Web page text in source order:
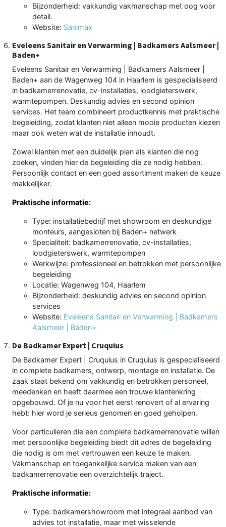
Bijzonderheid: vakkundig vakmanschap met oog voor
detail.
Website: Sanimax
Eveleens Sanitair en Verwarming | Badkamers Aalsmeer |
Baden+
Eveleens Sanitair en Verwarming | Badkamers Aalsmeer |
Baden+ aan de Wagenweg 104 in Haarlem is gespecialiseerd
in badkamerrenovatie, cv-installaties, loodgieterswerk,
warmtepompen. Deskundig advies en second opinion
services. Het team combineert productkennis met praktische
begeleiding, zodat klanten niet alleen mooie producten kiezen
maar ook weten wat de installatie inhoudt.
Zowel klanten met een duidelijk plan als klanten die nog
zoeken, vinden hier de begeleiding die ze nodig hebben.
Persoonlijk contact en een goed assortiment maken de keuze
makkelijker.
Praktische informatie:
Type: installatiebedrijf met showroom en deskundige
monteurs, aangesloten bij Baden+ netwerk
Specialiteit: badkamerrenovatie, cv-installaties,
loodgieterswerk, warmtepompen
Werkwijze: professioneel en betrokken met persoonlijke
begeleiding
Locatie: Wagenweg 104, Haarlem
Bijzonderheid: deskundig advies en second opinion
services
Website: Eveleens Sanitair en Verwarming | Badkamers
Aalsmeer | Baden+
De Badkamer Expert | Cruquius
De Badkamer Expert | Cruquius in Cruquius is gespecialiseerd
in complete badkamers, ontwerp, montage en installatie. De
zaak staat bekend om vakkundig en betrokken personeel,
meedenken en heeft daarmee een trouwe klantenkring
opgebouwd. Of je nu voor het eerst renovert of al ervaring
hebt: hier word je serieus genomen en goed geholpen.
Voor particulieren die een complete badkamerrenovatie willen
met persoonlijke begeleiding biedt dit adres de begeleiding
die nodig is om met vertrouwen een keuze te maken.
Vakmanschap en toegankelijke service maken van een
badkamerrenovatie een overzichtelijk traject.
Praktische informatie:
Type: badkamershowroom met integraal aanbod van
advies tot installatie, maar met wisselende